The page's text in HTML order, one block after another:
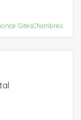
GitesChambres